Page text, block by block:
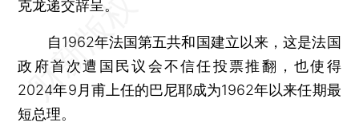
克龙递交辞呈。
自1962年法国第五共和国建立以来，这是法国
政府首次遭国民议会不信任投票推翻，也使得
2024年9月甫上任的巴尼耶成为1962年以来任期最
短总理。